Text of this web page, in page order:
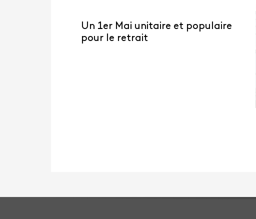
Un 1er Mai unitaire et populaire
pour le retrait